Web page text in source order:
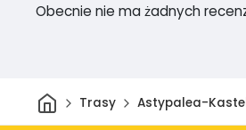
Obecnie nie ma żadnych
DomTrasy Astypalea-